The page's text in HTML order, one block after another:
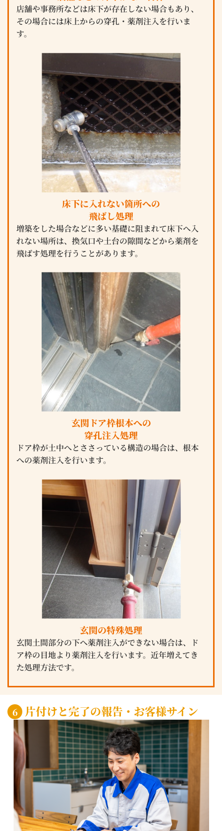
店舗や事務所などは床下が存在しない場合もあり、
その場合には床上からの穿孔・薬剤注入を行いま
す。
床下に入れない箇所への
飛ばし処理
増築をした場合などに多い基礎に阻まれて床下へ入
れない場所は、換気口や土台の隙間などから薬剤を
飛ばす処理を行うことがあります。
玄関ドア枠根本への
穿孔注入処理
ドア枠が土中へとささっている構造の場合は、根本
への薬剤注入を行います。
玄関の特殊処理
玄関土間部分の下へ薬剤注入ができない場合は、ド
ア枠の目地より薬剤注入を行います。近年増えてき
た処理方法です。
6 片付けと完了の報告・お客様サイン